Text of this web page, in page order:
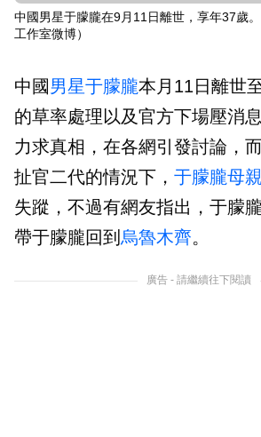
中國男星于朦朧在9月11日離世，享年37歲
工作室微博）
中國 男星于朦朧本月11日離世
的草率處理以及官方下場壓消
力求真相，在各網引發討論，
扯官二代的情況下， 于朦朧母親
失蹤，不過有網友指出，于朦
帶于朦朧回到 烏魯木齊。
廣告 - 請繼續往下閱讀